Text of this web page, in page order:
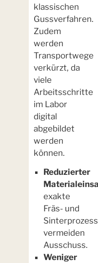
klassischen
Gussverfahren.
Zudem
werden
Transportwege
verkürzt, da
viele
Arbeitsschritte
im Labor
digital
abgebildet
werden
können.
Reduzierter
exakte
Fräs- und
vermeiden
Ausschuss.
Weniger